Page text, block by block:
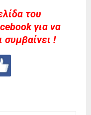
του
για να
συμβαίνει !